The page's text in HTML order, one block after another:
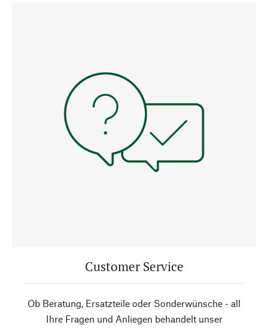
Customer Service
Ob Beratung, Ersatzteile oder Sonderwünsche - all
Ihre Fragen und Anliegen behandelt unser